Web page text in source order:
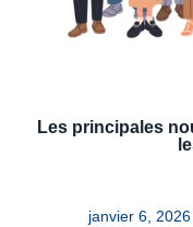
Les principales
janvier 6, 2026